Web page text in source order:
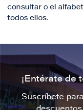
consultar o el
todos ellos.
¡Entérate de
Suscríbete